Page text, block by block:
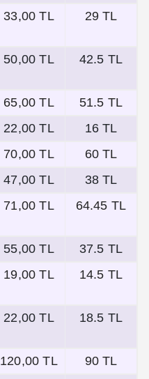
33,00 TL 29 TL
50,00 TL 42.5 TL
65,00 TL
51.5 TL
22,00 TL
16 TL
70,00 TL
60 TL
47,00 TL
38 TL
71,00 TL 64.45 TL
55,00 TL
37.5 TL
19,00 TL 14.5 TL
22,00 TL 18.5 TL
120,00 TL
90 TL